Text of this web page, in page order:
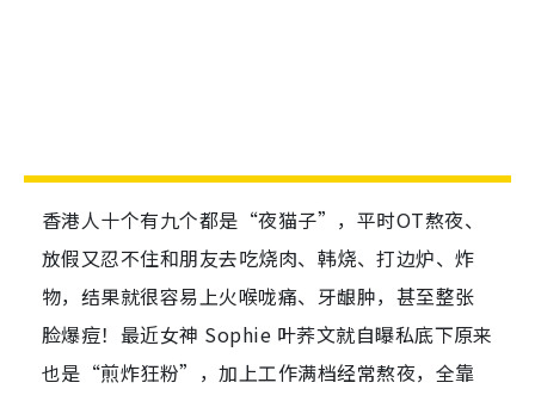
香港人十个有九个都是“夜猫子”，平时OT熬夜、
放假又忍不住和朋友去吃烧肉、韩烧、打边炉、炸
物，结果就很容易上火喉咙痛、牙龈肿，甚至整张
脸爆痘！最近女神 Sophie 叶荞文就自曝私底下原来
也是“煎炸狂粉”，加上工作满档经常熬夜，全靠